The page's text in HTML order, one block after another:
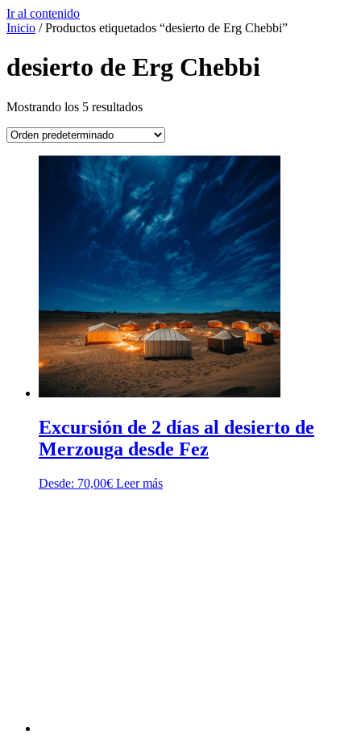
Ir al contenido
Inicio / Productos etiquetados “desierto de Erg Chebbi”
desierto de Erg Chebbi
Mostrando los 5 resultados
Excursión de 2 días al desierto de
Merzouga desde Fez
Desde: 70,00€ Leer más